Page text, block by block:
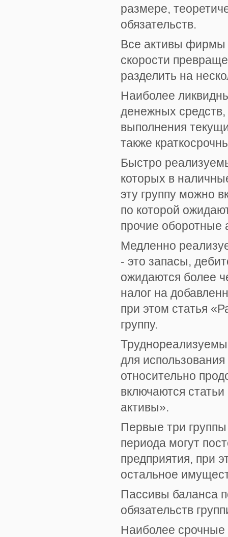
размере,
обязательств.
Все активы фирмы
скорости
разделить на
Наиболее
денежных
выполнения
также
Быстро
которых в
эту группу можно
по которой
прочие оборотные
Медленно
- это запасы,
ожидаются более
налог на
при этом статья
группу.
для
относительно
включаются
активы».
Первые три группы
периода могут
предприятия, при
остальное
Пассивы баланса
обязательств
Наиболее срочные